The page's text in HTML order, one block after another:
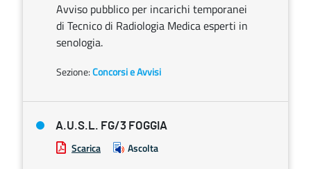
Avviso pubblico per incarichi temporanei
di Tecnico di Radiologia Medica esperti in
senologia.
Sezione:Concorsi e Avvisi
A.U.S.L. FG/3 FOGGIA
Scarica Ascolta